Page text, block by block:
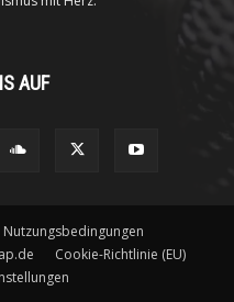
AUF
Nutzungsbedingungen
Cookie-Richtlinie (EU)